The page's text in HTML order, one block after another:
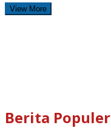
View More
Berita Populer